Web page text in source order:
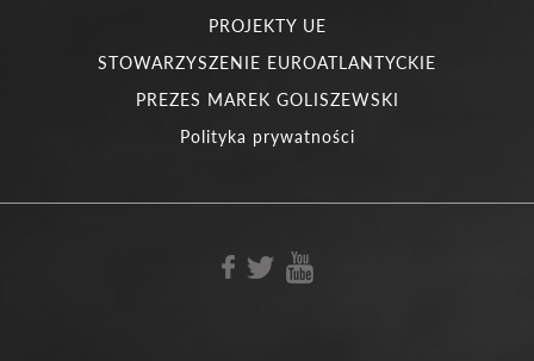
PROJEKTY UE
STOWARZYSZENIE EUROATLANTYCKIE
PREZES MAREK GOLISZEWSKI
Polityka prywatności